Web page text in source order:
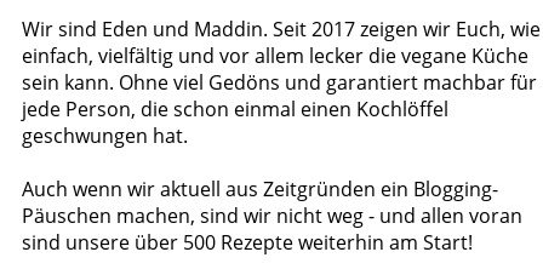
Wir sind Eden und Maddin. Seit 2017 zeigen wir Euch, wie
einfach, vielfältig und vor allem lecker die vegane Küche
sein kann. Ohne viel Gedöns und garantiert machbar für
jede Person, die schon einmal einen Kochlöffel
geschwungen hat.
Auch wenn wir aktuell aus Zeitgründen ein Blogging-
Päuschen machen, sind wir nicht weg - und allen voran
sind unsere über 500 Rezepte weiterhin am Start!